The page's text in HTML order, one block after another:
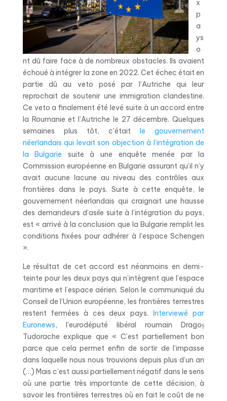
x
p
a
ys
o
nt dû faire face à de nombreux obstacles. Ils avaient
échoué à intégrer la zone en 2022. Cet échec était en
partie dû au veto posé par l’Autriche qui leur
reprochait de soutenir une immigration clandestine.
Ce veto a finalement été levé suite à un accord entre
la Roumanie et l’Autriche le 27 décembre. Quelques
semaines plus tôt, c’était
le gouvernement
néerlandais qui levait son objection à l’intégration de
la Bulgarie suite à une enquête menée par la
Commission européenne en Bulgarie assurant qu’il n’y
avait aucune lacune au niveau des contrôles aux
frontières dans le pays. Suite à cette enquête, le
gouvernement néerlandais qui craignait une hausse
des demandeurs d’asile suite à l’intégration du pays,
est « arrivé à la conclusion que la Bulgarie remplit les
conditions fixées pour adhérer à l’espace Schengen
».
Le résultat de cet accord est néanmoins en demi-
teinte pour les deux pays qui n’intègrent que l’espace
maritime et l’espace aérien. Selon le communiqué du
Conseil de l’Union européenne, les frontières terrestres
restent fermées à ces deux pays.
Interviewé par
Euronews, l’eurodéputé libéral roumain Dragoș
Tudorache explique que « C’est partiellement bon
parce que cela permet enfin de sortir de l’impasse
dans laquelle nous nous trouvions depuis plus d’un an
(…) Mais c’est aussi partiellement négatif dans le sens
où une partie très importante de cette décision, à
savoir les frontières terrestres où en fait le coût de ne